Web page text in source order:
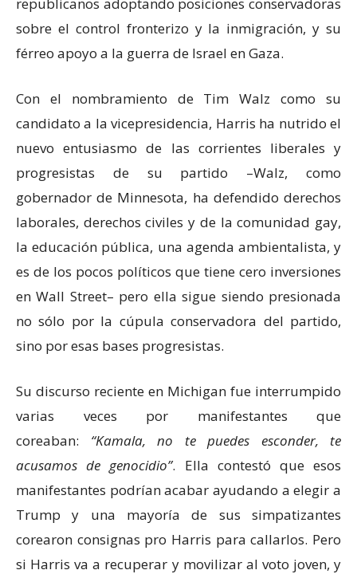
sobre el control fronterizo y la inmigración, y su
férreo apoyo a la guerra de Israel en Gaza.
Con el nombramiento de Tim Walz como su
candidato a la vicepresidencia, Harris ha nutrido el
nuevo entusiasmo de las corrientes liberales y
progresistas de su partido –Walz, como
gobernador de Minnesota, ha defendido derechos
laborales, derechos civiles y de la comunidad gay,
la educación pública, una agenda ambientalista, y
es de los pocos políticos que tiene cero inversiones
en Wall Street– pero ella sigue siendo presionada
no sólo por la cúpula conservadora del partido,
sino por esas bases progresistas.
Su discurso reciente en Michigan fue interrumpido
varias veces por manifestantes que
coreaban:
Kamala, no te puedes esconder, te
acusamos de genocidio . Ella contestó que esos
manifestantes podrían acabar ayudando a elegir a
Trump y una mayoría de sus simpatizantes
corearon consignas pro Harris para callarlos. Pero
si Harris va a recuperar y movilizar al voto joven, y